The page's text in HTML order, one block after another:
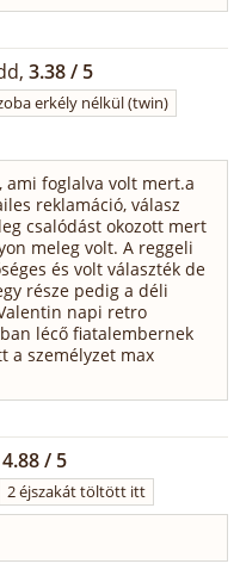
3.38 / 5
erkély nélkül (twin)
ami foglalva volt mert.a
reklamáció, válasz
csalódást okozott mert
meleg volt. A reggeli
és volt választék de
része pedig a déli
napi retro
lécő fiatalembernek
a személyzet max
4.88 / 5
2 éjszakát töltött itt